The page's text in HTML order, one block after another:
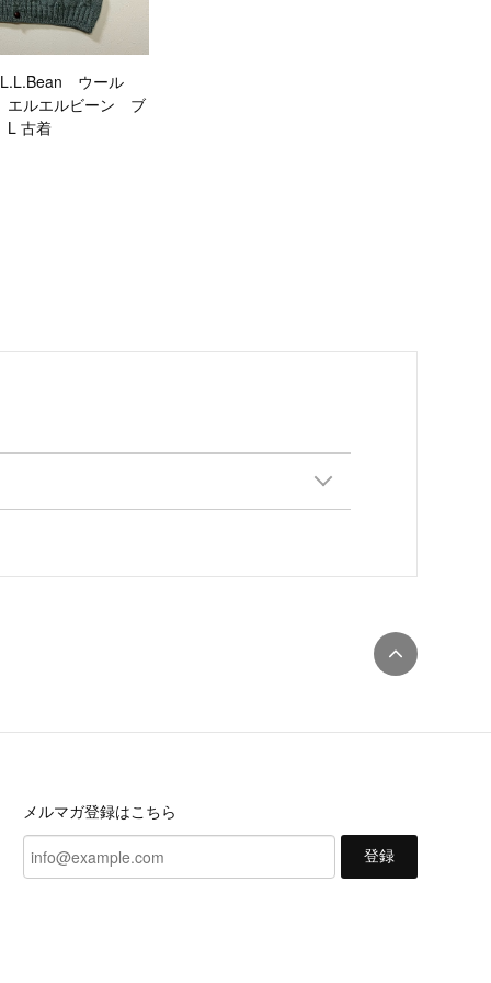
L.L.Bean ウール
エルエルビーン ブ
L 古着
メルマガ登録はこちら
登録